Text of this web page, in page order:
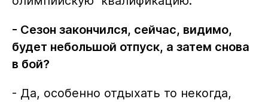
- Сезон закончился, сейчас, видимо,
будет небольшой отпуск, а затем снова
в бой?
- Да, особенно отдыхать то некогда,